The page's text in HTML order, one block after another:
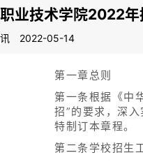
业技术学院2022年
2022-05-14
第一章总则
第一条根据《中
招”的要求，深
特制订本章程。
第二条学校招生